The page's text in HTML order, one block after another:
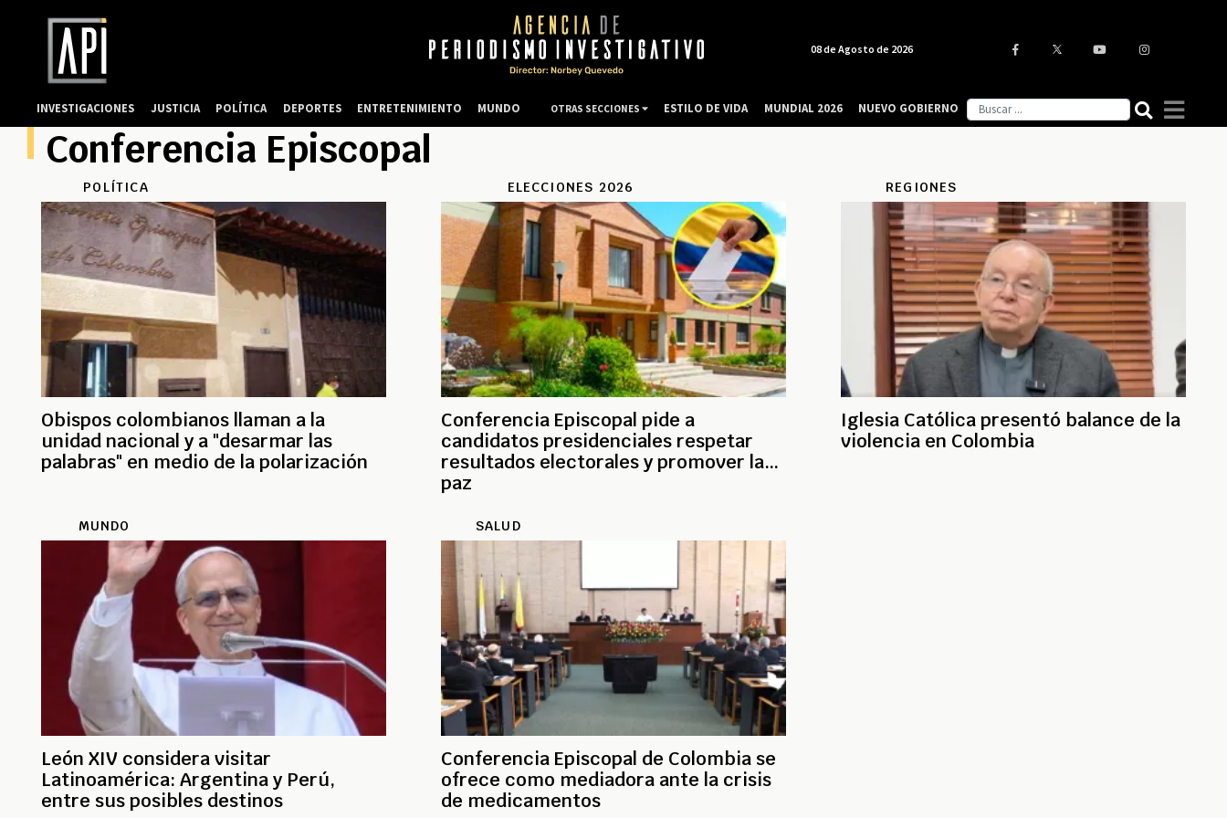
Conferencia Episcopal
POLÍTICA
Obispos colombianos llaman a la
unidad nacional y a "desarmar las
palabras" en medio de la polarización
ELECCIONES 2026
Conferencia Episcopal pide a
candidatos presidenciales respetar
resultados electorales y promover la
paz
REGIONES
Iglesia Católica presentó balance de la
violencia en Colombia
MUNDO
León XIV considera visitar
Latinoamérica: Argentina y Perú,
entre sus posibles destinos
SALUD
Conferencia Episcopal de Colombia se
ofrece como mediadora ante la crisis
de medicamentos
08 de Agosto de 2026
INVESTIGACIONES JUSTICIA POLÍTICA DEPORTES ENTRETENIMIENTO MUNDO OTRAS SECCIONES ESTILO DE VIDA MUNDIAL 2026 NUEVO GOBIERNO